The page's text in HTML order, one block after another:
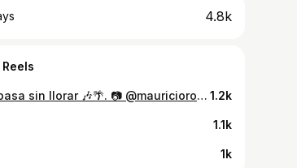
4.8k
Aquí la vida se pasa sin llorar 🎶🌴. 📷 @mauriciorodriguez25 1.2k
1.1k
1k